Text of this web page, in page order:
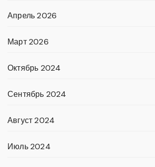
Апрель 2026
Март 2026
Октябрь 2024
Сентябрь 2024
Август 2024
Июль 2024